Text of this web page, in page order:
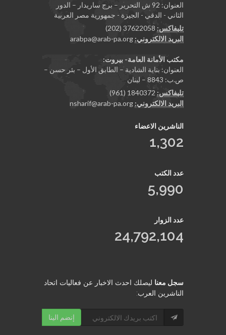
العنوان: 92 ش التحرير – برج ساريدار – الدور
الثاني - الدقي - الجيزة - جمهورية مصر العربية
تليفاكس:37622058 (202)
البريد الالكتروني:arabpa@arab-pa.org
مكتب الأمانة العامة- بيروت:
العنوان: بناية الشادية – الطابق الأول – بئر حسن –
ص.ب: 8843 – لبنان
تليفاكس:1840372 (961)
البريد الالكتروني:nsharif@arab-pa.org
الناشرين الاعضاء
1,302
عدد الكتب
5,990
عدد الزوار
24,792,104
سجل معناليصلك احدث الاخبار عن فعاليات اتحاد
الناشرين العرب:
إنضم الينا